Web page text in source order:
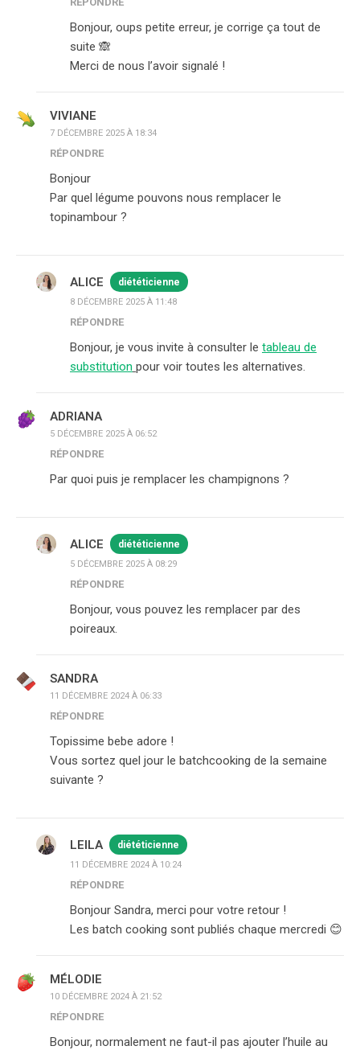
Bonjour, oups petite erreur, je corrige ça tout de
suite 🙈
Merci de nous l’avoir signalé !
VIVIANE
7 DÉCEMBRE 2025 À 18:34
RÉPONDRE
Bonjour
Par quel légume pouvons nous remplacer le
topinambour ?
ALICE diététicienne
8 DÉCEMBRE 2025 À 11:48
RÉPONDRE
Bonjour, je vous invite à consulter le tableau de
substitution pour voir toutes les alternatives.
ADRIANA
5 DÉCEMBRE 2025 À 06:52
RÉPONDRE
Par quoi puis je remplacer les champignons ?
ALICE diététicienne
5 DÉCEMBRE 2025 À 08:29
RÉPONDRE
Bonjour, vous pouvez les remplacer par des
poireaux.
SANDRA
11 DÉCEMBRE 2024 À 06:33
RÉPONDRE
Topissime bebe adore !
Vous sortez quel jour le batchcooking de la semaine
suivante ?
LEILA diététicienne
11 DÉCEMBRE 2024 À 10:24
RÉPONDRE
Bonjour Sandra, merci pour votre retour !
Les batch cooking sont publiés chaque mercredi 😊
MÉLODIE
10 DÉCEMBRE 2024 À 21:52
RÉPONDRE
Bonjour, normalement ne faut-il pas ajouter l’huile au